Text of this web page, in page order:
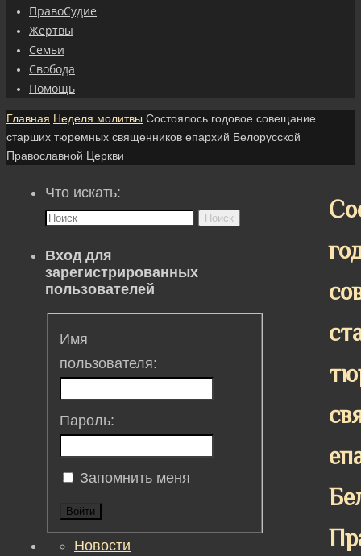
ПравоСудие
Жертвы
Семьи
Свобода
Помощь
Главная Неделя молитвы Состоялось годовое совещание
старших тюремных священников епархий Белорусской
Православной Церкви
Что искать:
Поиск
Вход для
зарегистрированных
пользователей
Имя
пользователя:
Пароль:
Запомнить меня
Войти
Новости